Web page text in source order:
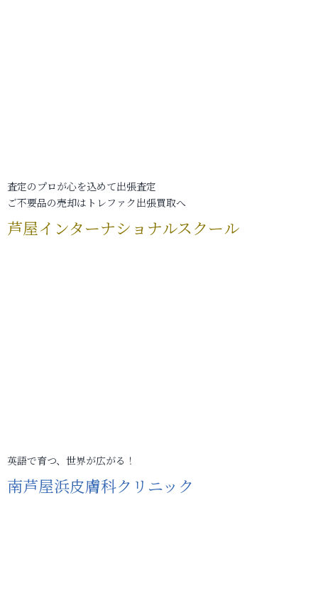
査定のプロが心を込めて出張査定
ご不要品の売却はトレファク出張買取へ
芦屋インターナショナルスクール
英語で育つ、世界が広がる！
南芦屋浜皮膚科クリニック